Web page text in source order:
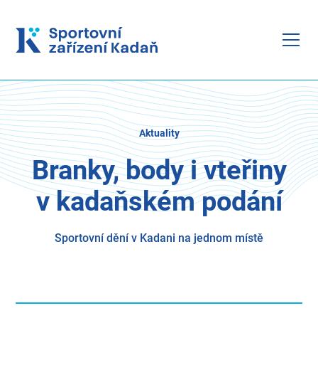
Aktuality
Branky, body i vteřiny
v kadaňském podání
Sportovní dění v Kadani na jednom místě